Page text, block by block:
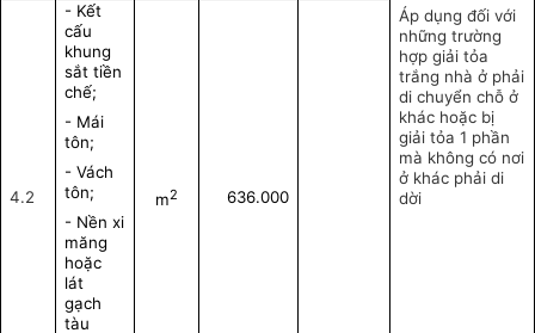
Áp dụng đối với
những trường
hợp giải tỏa
trắng nhà ở phải
di chuyển chỗ ở
khác hoặc bị
giải tỏa 1 phần
mà không có nơi
ở khác phải di
dời
4.2
- Kết
cấu
khung
sắt tiền
chế;
- Mái
tôn;
- Vách
tôn;
- Nền xi
măng
hoặc
lát
gạch
tàu
m2 636.000